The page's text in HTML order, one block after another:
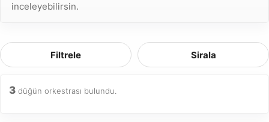
inceleyebilirsin.
Filtrele Sirala
3 düğün orkestrası bulundu.